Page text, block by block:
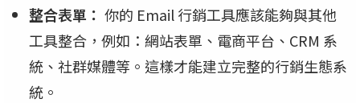
整合表單： 你的 Email 行銷工具應該能夠與其他
工具整合，例如：網站表單、電商平台、CRM 系
統、社群媒體等。這樣才能建立完整的行銷生態系
統。